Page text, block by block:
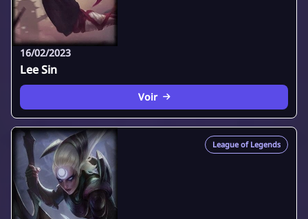
16/02/2023
Lee Sin
Voir
League of Legends